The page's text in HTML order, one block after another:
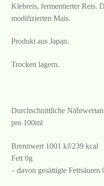
Klebreis, fermentierter Reis.
modifizierten Mais.
Produkt aus Japan.
Trocken lagern.
Durchschnittliche
pro 100ml
Brennwert 1001 kJ/239 kcal
Fett 0g
– davon gesättigte Fettsäuren